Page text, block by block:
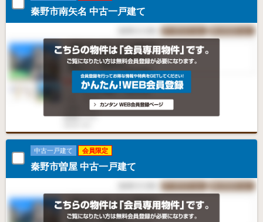
秦野市南矢名 中古一戸建て
中古一戸建て 会員限定
秦野市曽屋 中古一戸建て